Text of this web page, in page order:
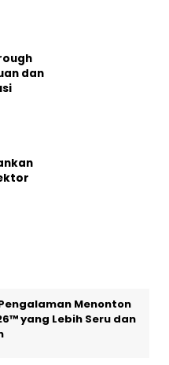
dan
Menonton
yang Lebih Seru dan